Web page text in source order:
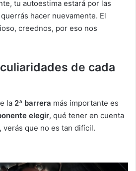
tu autoestima estará por las
hacer nuevamente. El
creednos, por eso nos
de cada
la 2ª barrera más importante es
elegir, qué tener en cuenta
verás que no es tan difícil.